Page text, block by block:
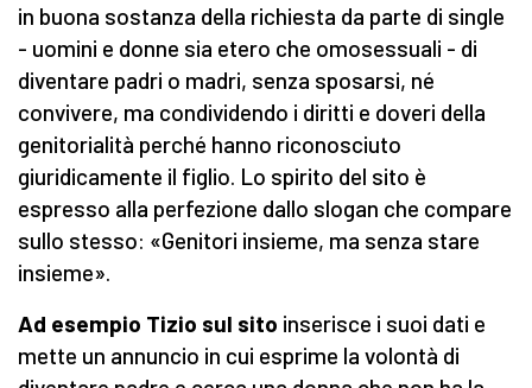
in buona sostanza della richiesta da parte di single
- uomini e donne sia etero che omosessuali - di
diventare padri o madri, senza sposarsi, né
convivere, ma condividendo i diritti e doveri della
genitorialità perché hanno riconosciuto
giuridicamente il figlio. Lo spirito del sito è
espresso alla perfezione dallo slogan che compare
sullo stesso: «Genitori insieme, ma senza stare
insieme».
Ad esempio Tizio sul sito inserisce i suoi dati e
mette un annuncio in cui esprime la volontà di